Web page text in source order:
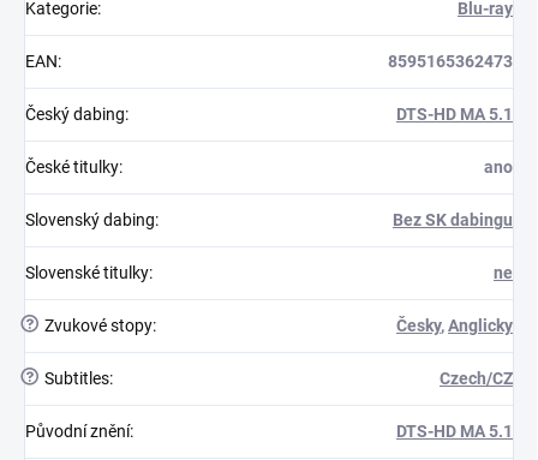
Kategorie: Blu-ray
EAN: 8595165362473
Český dabing: DTS-HD MA 5.1
České titulky: ano
Slovenský dabing: Bez SK dabingu
Slovenské titulky: ne
? Zvukové stopy: Česky,Anglicky
? Subtitles: Czech/CZ
Původní znění: DTS-HD MA 5.1